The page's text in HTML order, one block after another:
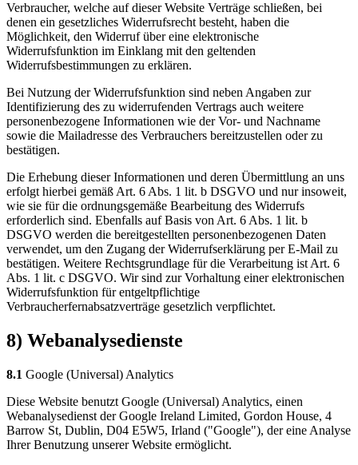
Verbraucher, welche auf dieser Website Verträge schließen, bei
denen ein gesetzliches Widerrufsrecht besteht, haben die
Möglichkeit, den Widerruf über eine elektronische
Widerrufsfunktion im Einklang mit den geltenden
Widerrufsbestimmungen zu erklären.
Bei Nutzung der Widerrufsfunktion sind neben Angaben zur
Identifizierung des zu widerrufenden Vertrags auch weitere
personenbezogene Informationen wie der Vor- und Nachname
sowie die Mailadresse des Verbrauchers bereitzustellen oder zu
bestätigen.
Die Erhebung dieser Informationen und deren Übermittlung an uns
erfolgt hierbei gemäß Art. 6 Abs. 1 lit. b DSGVO und nur insoweit,
wie sie für die ordnungsgemäße Bearbeitung des Widerrufs
erforderlich sind. Ebenfalls auf Basis von Art. 6 Abs. 1 lit. b
DSGVO werden die bereitgestellten personenbezogenen Daten
verwendet, um den Zugang der Widerrufserklärung per E-Mail zu
bestätigen. Weitere Rechtsgrundlage für die Verarbeitung ist Art. 6
Abs. 1 lit. c DSGVO. Wir sind zur Vorhaltung einer elektronischen
Widerrufsfunktion für entgeltpflichtige
Verbraucherfernabsatzverträge gesetzlich verpflichtet.
8) Webanalysedienste
8.1 Google (Universal) Analytics
Diese Website benutzt Google (Universal) Analytics, einen
Webanalysedienst der Google Ireland Limited, Gordon House, 4
Barrow St, Dublin, D04 E5W5, Irland ("Google"), der eine Analyse
Ihrer Benutzung unserer Website ermöglicht.